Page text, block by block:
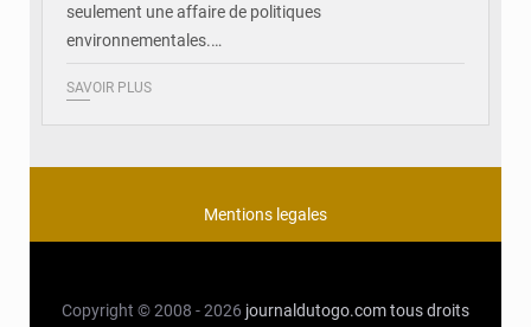
seulement une affaire de politiques
environnementales.…
SAVOIR PLUS
Mentions legales
Copyright © 2008 - 2026 journaldutogo.comtous droits